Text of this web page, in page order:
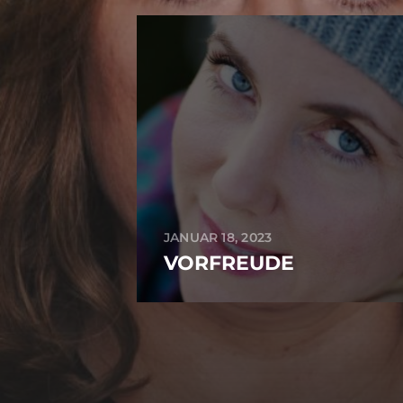
JANUAR 18, 2023
VORFREUDE